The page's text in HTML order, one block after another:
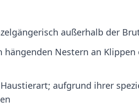
außerhalb der
hängenden Nestern an
aufgrund ihrer